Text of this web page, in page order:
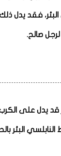
فقد يدل
صالح.
قد يدل على
البئر